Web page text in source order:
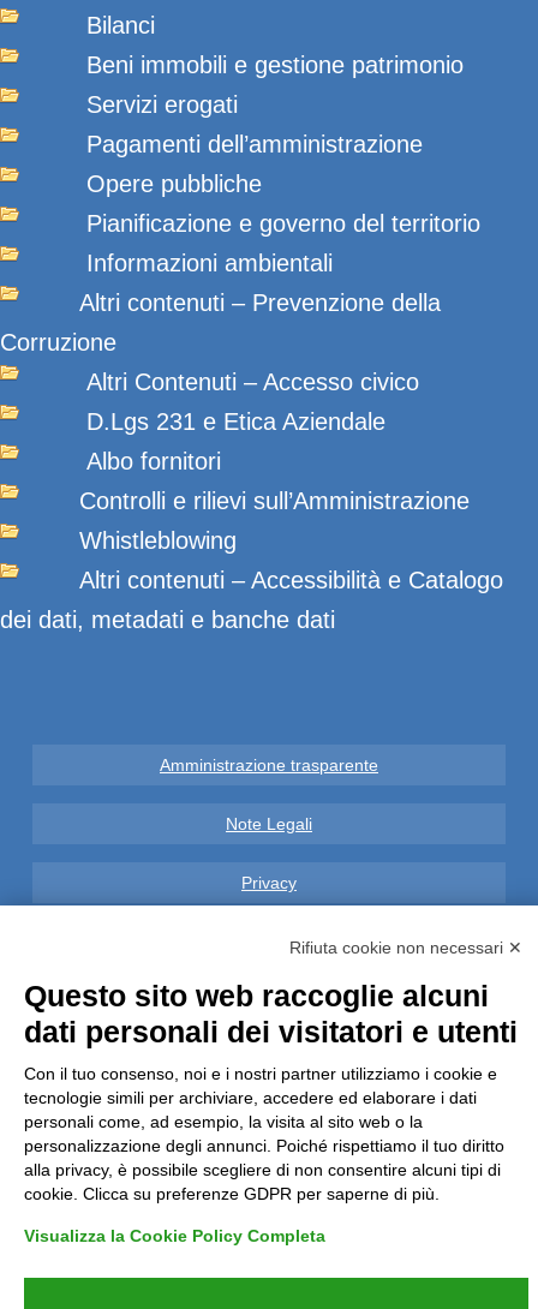
Bilanci
Beni immobili e gestione patrimonio
Servizi erogati
Pagamenti dell’amministrazione
Opere pubbliche
Pianificazione e governo del territorio
Informazioni ambientali
Altri contenuti – Prevenzione della
Corruzione
Altri Contenuti – Accesso civico
D.Lgs 231 e Etica Aziendale
Albo fornitori
Controlli e rilievi sull’Amministrazione
Whistleblowing
Altri contenuti – Accessibilità e Catalogo
dei dati, metadati e banche dati
Amministrazione trasparente
Note Legali
Privacy
Informative GDPR (679/2016)
Reclami
Contatti
Azienda certificata UNI EN ISO 9001:2015
Rifiuta cookie non necessari ✕
Questo sito web raccoglie alcuni
dati personali dei visitatori e utenti
Con il tuo consenso, noi e i nostri partner utilizziamo i cookie e
tecnologie simili per archiviare, accedere ed elaborare i dati
personali come, ad esempio, la visita al sito web o la
personalizzazione degli annunci. Poiché rispettiamo il tuo diritto
alla privacy, è possibile scegliere di non consentire alcuni tipi di
cookie. Clicca su preferenze GDPR per saperne di più.
Visualizza la Cookie Policy Completa